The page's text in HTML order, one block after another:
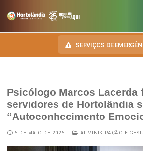
SERVIÇOS DE
INSTITUCIONAL
SECRETARIAS
Administração e Gestão de Pessoal
NOSSA CIDADE
TRANSPARÊNCIA
Psicólogo Marcos Lacerda
servidores de Hortolândia
“Autoconhecimento
6 DE MAIO DE 2026 ADMINISTRAÇÃO E